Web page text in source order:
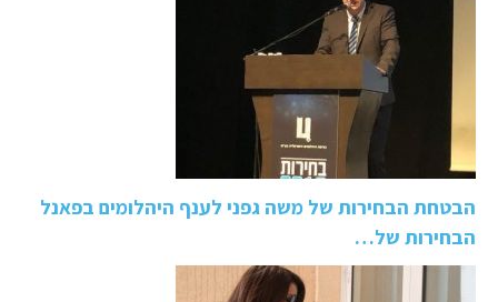
הבטחת הבחירות של משה גפני לענף היהלומים בפאנל
הבחירות של…